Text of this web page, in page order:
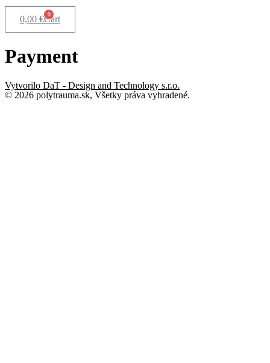
0,00 € 0
Cart
Payment
Vytvorilo DaT - Design and Technology s.r.o.
© 2026 polytrauma.sk, Všetky práva vyhradené.